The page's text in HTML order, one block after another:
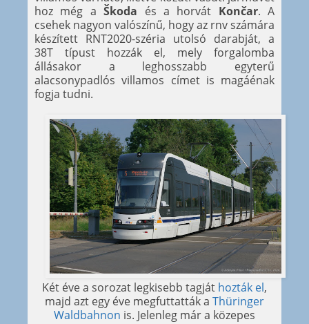
hoz még aŠkoda és a horvát Končar. A
csehek nagyon valószínű, hogy az rnv számára
készített RNT2020-széria utolsó darabját, a
38T típust hozzák el, mely forgalomba
állásakor a leghosszabb egyterű
alacsonypadlós villamos címet is magáénak
fogja tudni.
Két éve a sorozat legkisebb tagját hozták el,
majd azt egy éve megfuttatták a Thüringer
Waldbahnon is. Jelenleg már a közepes